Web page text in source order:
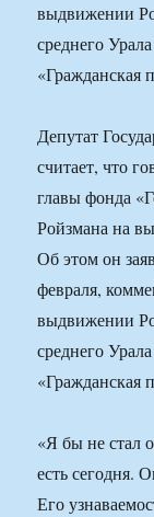
выдвижении
среднего
«Гражданская
Депутат
считает, что
главы фонда
Ройзмана на
Об этом он
февраля,
выдвижении
среднего
«Гражданская
«Я бы не стал
есть сегодня.
Его